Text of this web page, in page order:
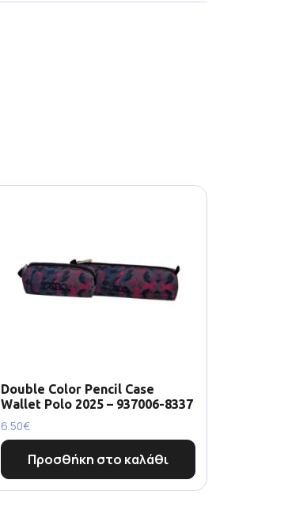
Double Color Pencil Case
Wallet Polo 2025 – 937006-8337
6.50€
Προσθήκη στο καλάθι